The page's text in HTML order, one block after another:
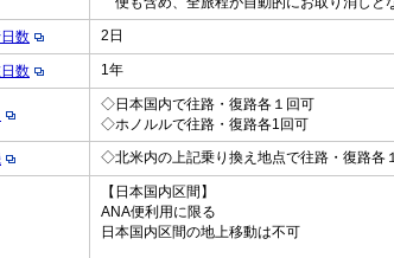
数 2日
数 1年
◇日本国内で往路・復路各１回可
◇ホノルルで往路・復路各1回可
◇北米内の上記乗り換え地点で往路・復路各
【日本国内区間】
ANA便利用に限る
日本国内区間の地上移動は不可